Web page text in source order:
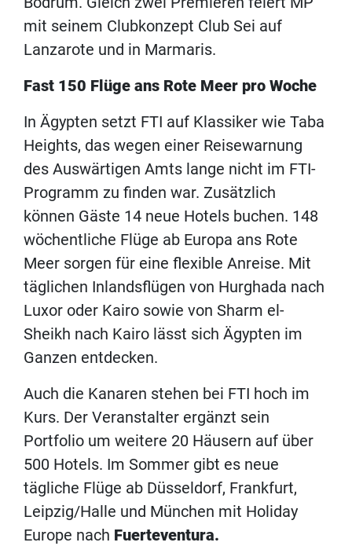
mit seinem Clubkonzept Club Sei auf
Lanzarote und in Marmaris.
Fast 150 Flüge ans Rote Meer pro Woche
In Ägypten setzt FTI auf Klassiker wie Taba
Heights, das wegen einer Reisewarnung
des Auswärtigen Amts lange nicht im FTI-
Programm zu finden war. Zusätzlich
können Gäste 14 neue Hotels buchen. 148
wöchentliche Flüge ab Europa ans Rote
Meer sorgen für eine flexible Anreise. Mit
täglichen Inlandsflügen von Hurghada nach
Luxor oder Kairo sowie von Sharm el-
Sheikh nach Kairo lässt sich Ägypten im
Ganzen entdecken.
Auch die Kanaren stehen bei FTI hoch im
Kurs. Der Veranstalter ergänzt sein
Portfolio um weitere 20 Häusern auf über
500 Hotels. Im Sommer gibt es neue
tägliche Flüge ab Düsseldorf, Frankfurt,
Leipzig/Halle und München mit Holiday
Europe nach Fuerteventura.